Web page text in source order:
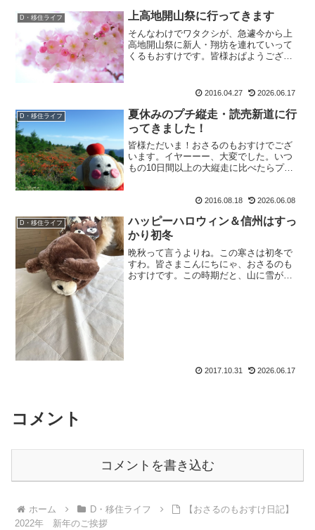
D・移住ライフ 上高地開山祭に行ってきます
そんなわけでワタクシが、急遽今から上
高地開山祭に新人・翔坊を連れていって
くるもおすけです。皆様おぱようござい
細は今夜に。では行ってきます！もおす
2016.04.27 2026.06.17
D・移住ライフ
夏休みのプチ縦走・読売新道に行
ってきました！
皆様ただいま！おさるのもおすけでござ
います。イヤーーー、大変でした。いつ
もの10日間以上の大縦走に比べたらプチ
ーー、大変だった読売新道。更にその
先。この報告は近日中に。...
2016.08.18 2026.06.08
D・移住ライフ
ハッピーハロウィン＆信州はすっ
かり初冬
晩秋って言うよりね。この寒さは初冬で
すわ。皆さまこんにちにゃ、おさるのも
おすけです。この時期だと、山に雪が降
2017.10.31 2026.06.17
コメント
コメントを書き込む
ホーム D・移住ライフ
【おさるのもおすけ日記】
2022年 新年のご挨拶